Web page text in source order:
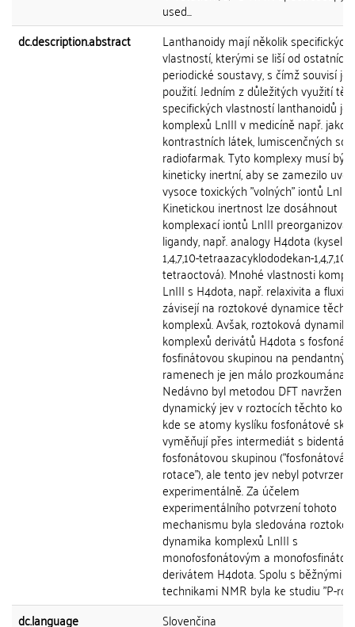
used...
dc.description.abstract
Lanthanoidy mají několik specifických
vlastností, kterými se liší od ostatních
periodické soustavy, s čímž souvisí
použití. Jedním z důležitých využití
specifických vlastností lanthanoidů je
komplexů LnIII v medicíně např. jako
kontrastních látek, lumiscenčných
radiofarmak. Tyto komplexy musí být
kineticky inertní, aby se zamezilo
vysoce toxických "volných" iontů LnIII .
Kinetickou inertnost lze dosáhnout
komplexací iontů LnIII
ligandy, např. analogy H4dota
1,4,7,10-tetraazacyklododekan-1,4,7,10-
tetraoctová). Mnohé vlastnosti
LnIII s H4dota, např. relaxivita a
závisejí na roztokové dynamice těchto
komplexů. Avšak, roztoková dynamika
komplexů derivátů H4dota s
fosfinátovou skupinou na
ramenech je jen málo prozkoumána.
Nedávno byl metodou DFT navržen
dynamický jev v roztocích těchto
kde se atomy kyslíku fosfonátové
vyměňují přes intermediát s
fosfonátovou skupinou ("fosfonátová
rotace"), ale tento jev nebyl potvrzen
experimentálně. Za účelem
experimentálního potvrzení tohoto
mechanismu byla sledována
dynamika komplexů LnIII s
monofosfonátovým a
derivátem H4dota. Spolu s běžnými
technikami NMR byla ke studiu "P-
dc.language
Slovenčina